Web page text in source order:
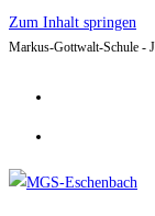
Zum Inhalt springen
Markus-Gottwalt-Schule -